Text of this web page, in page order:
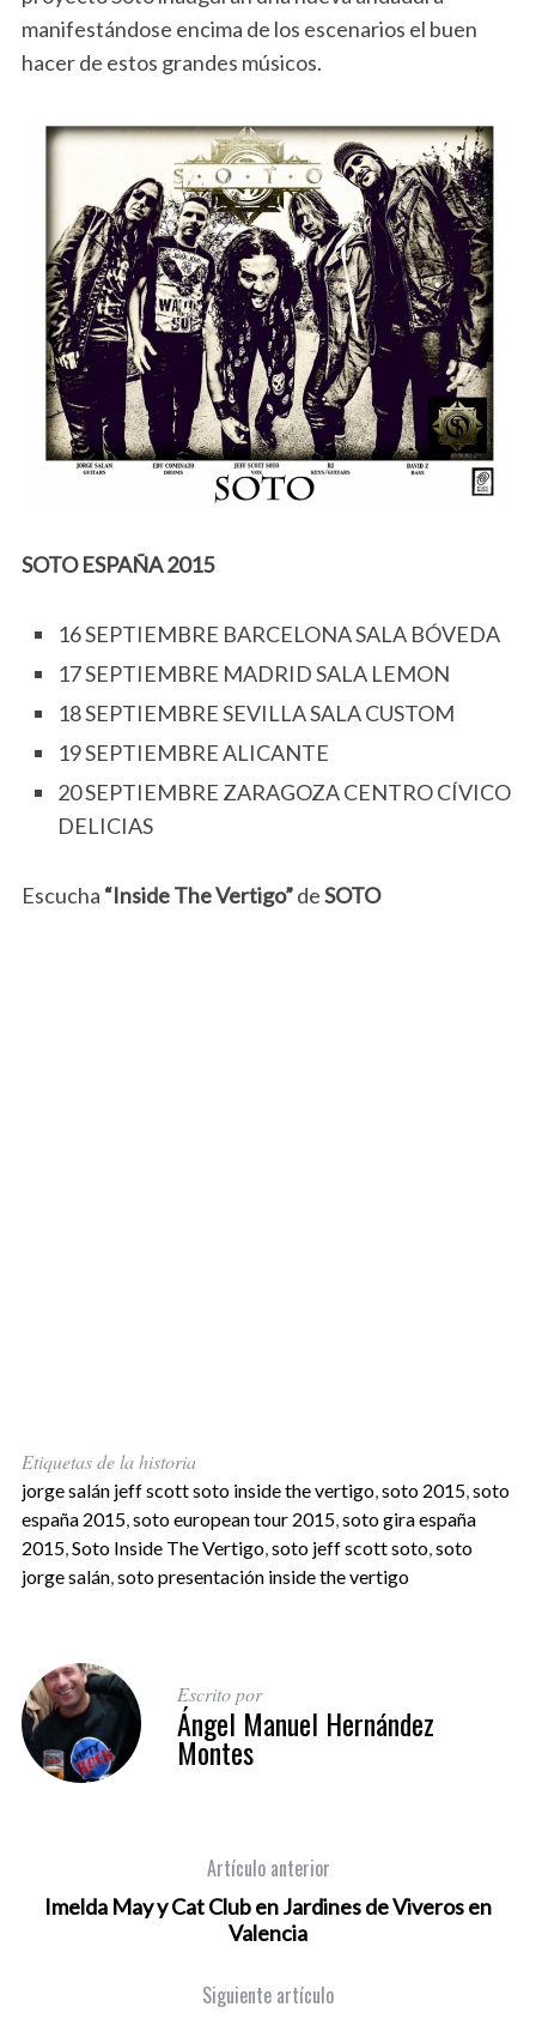
manifestándose encima de los escenarios el buen
hacer de estos grandes músicos.
SOTO ESPAÑA 2015
16 SEPTIEMBRE BARCELONA SALA BÓVEDA
17 SEPTIEMBRE MADRID SALA LEMON
18 SEPTIEMBRE SEVILLA SALA CUSTOM
19 SEPTIEMBRE ALICANTE
20 SEPTIEMBRE ZARAGOZA CENTRO CÍVICO
DELICIAS
Escucha “Inside The Vertigo”deSOTO
Etiquetas de la historia
jorge salán jeff scott soto inside the vertigo,soto 2015,soto
españa 2015,soto european tour 2015,soto gira españa
2015,Soto Inside The Vertigo,soto jeff scott soto,soto
jorge salán,soto presentación inside the vertigo
Escrito por
Ángel Manuel Hernández
Montes
Artículo anterior
Imelda May y Cat Club en Jardines de Viveros en
Valencia
Siguiente artículo